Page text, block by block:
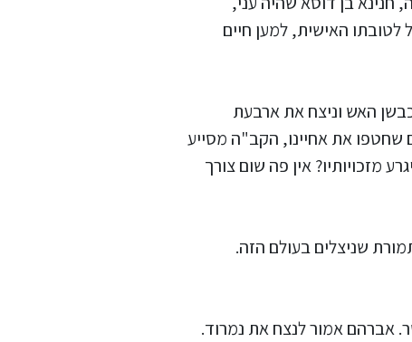
האישית, למען חיים
האש וניצח את ארבעת
שחטפו את אחיינו, הקב"ה מסייע
מזכויותיו? אין פה שום צורך
שניצלים בעולם הזה.
אברהם אמור לנצח את נמרוד.